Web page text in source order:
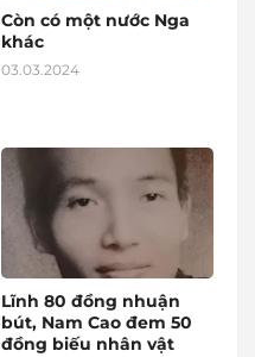
Còn có một nước Nga
khác
03.03.2024
Lĩnh 80 đồng nhuận
bút, Nam Cao đem 50
đồng biếu nhân vật